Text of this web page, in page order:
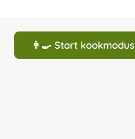
👩‍🍳 Start kookmodus